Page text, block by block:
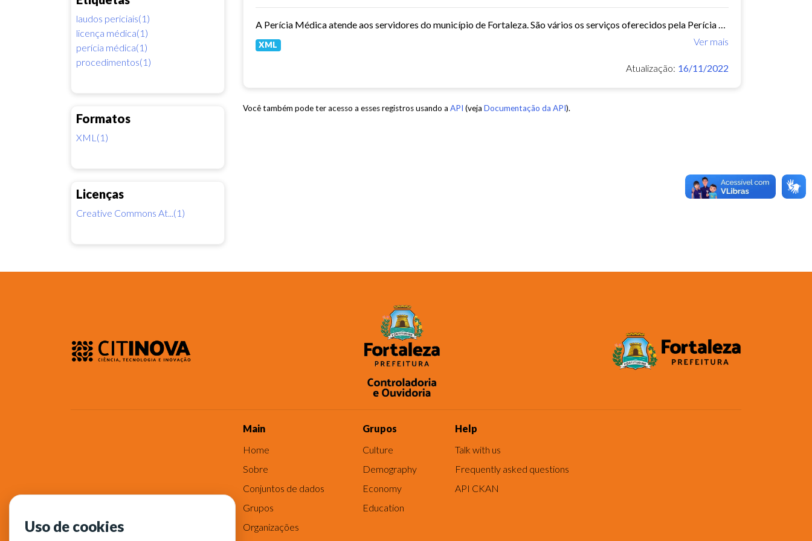
laudos periciais(1)
licença médica(1)
perícia médica(1)
procedimentos(1)
Formatos
XML(1)
Licenças
Creative Commons At...(1)
A Perícia Médica atende aos servidores do município de Fortaleza. São vários os serviços oferecidos pela Perícia Médica do IPM, como: avaliação da aptidão dos candidatos ao...
Ver mais
XML
Atualização: 16/11/2022
Você também pode ter acesso a esses registros usando a API (veja Documentação da API).
Main
Home
Sobre
Conjuntos de dados
Grupos
Organizações
Grupos
Culture
Demography
Economy
Education
Help
Talk with us
Frequently asked questions
API CKAN
Uso de cookies